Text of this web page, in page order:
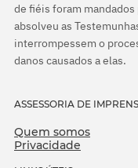
de fiéis foram mandados
absolveu as
interrompessem o
danos causados a elas.
ASSESSORIA DE
Quem somos
Privacidade